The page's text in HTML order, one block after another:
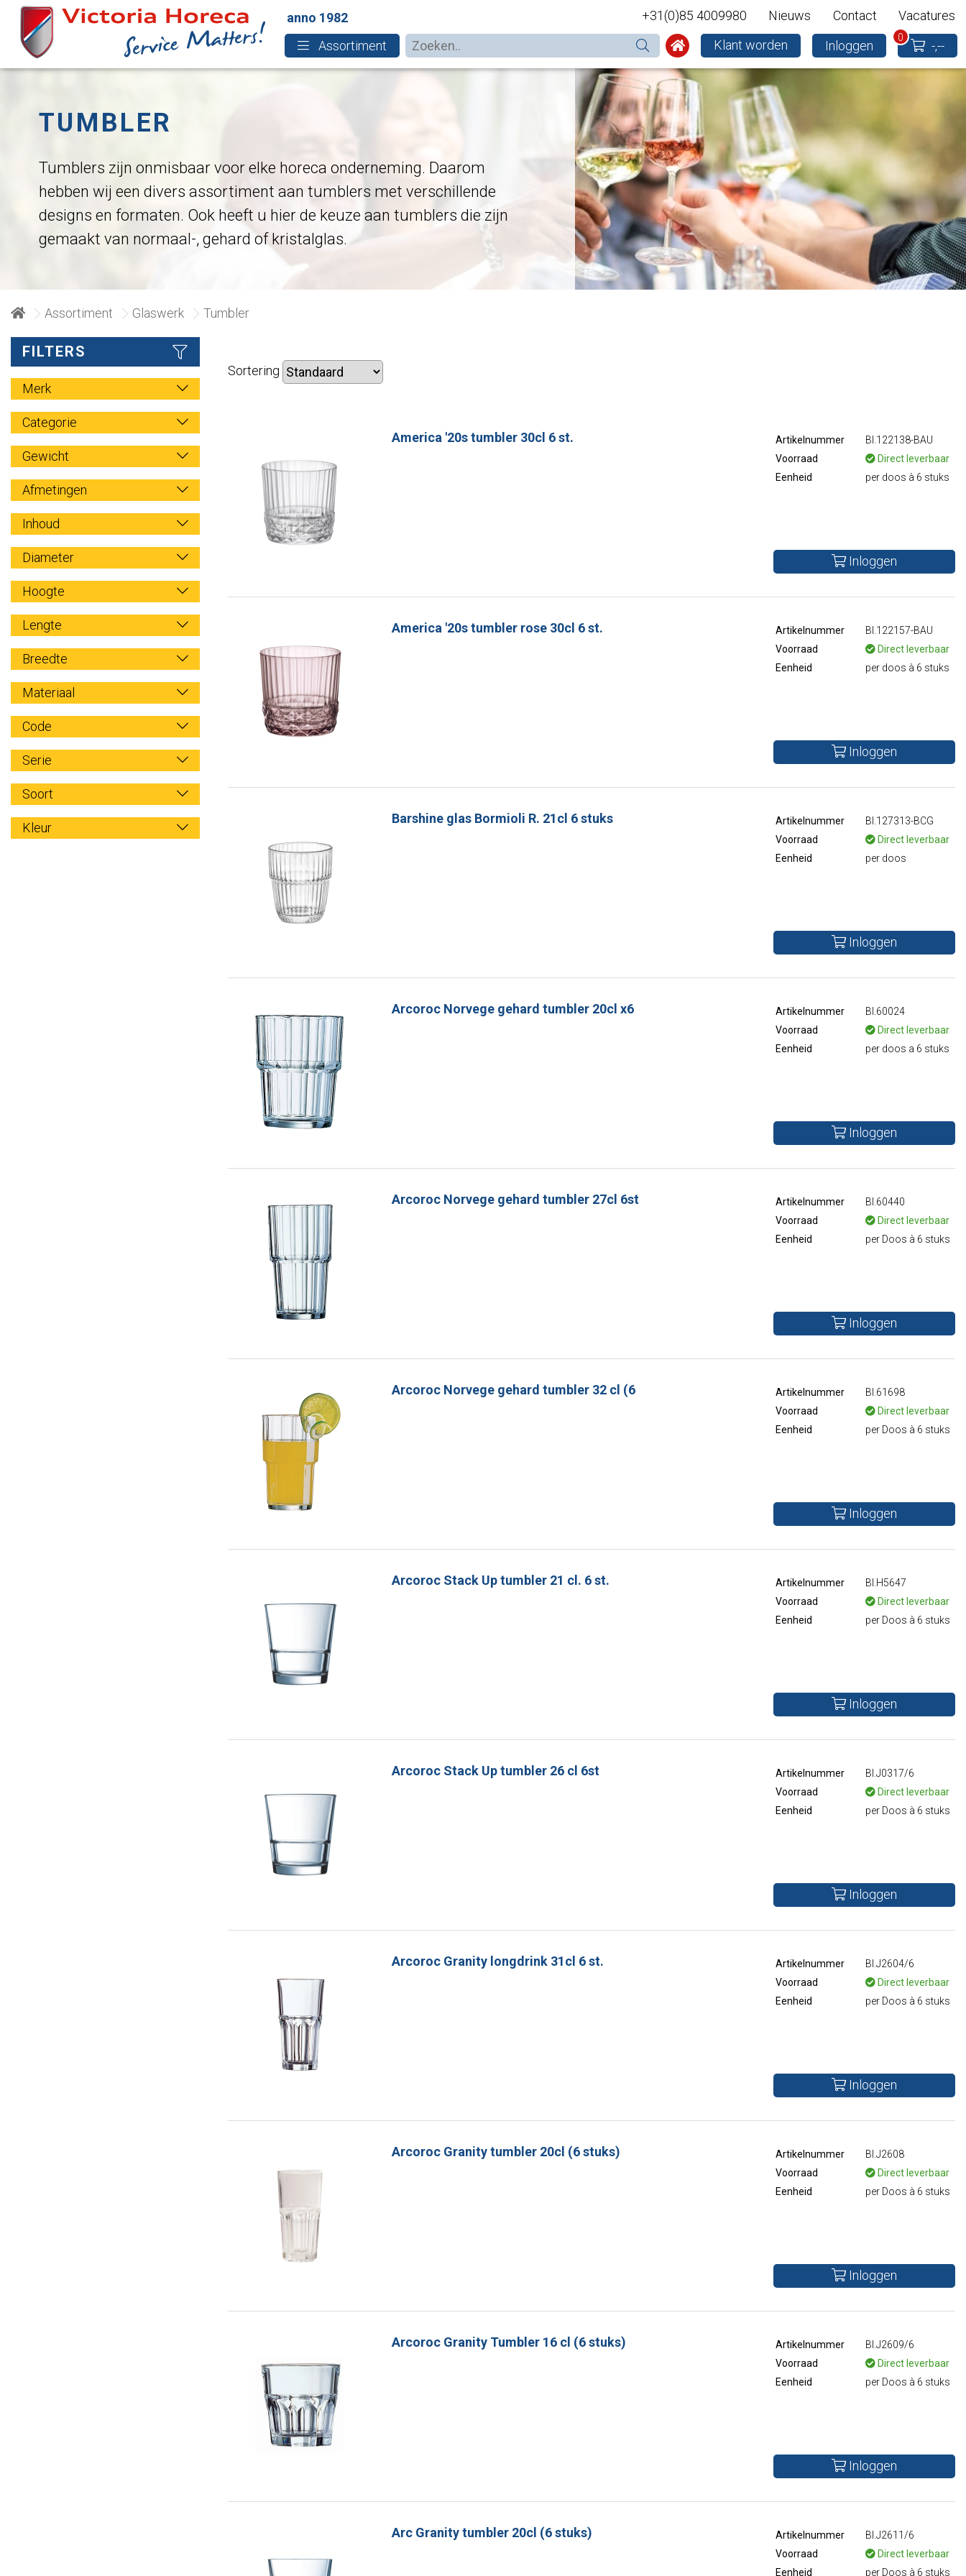
+31(0)85 4009980 Nieuws Contact
Vacatures
Assortiment
Klant worden Inloggen -,--
0
anno 1982
TUMBLER
Tumblers zijn onmisbaar voor elke horeca onderneming. Daarom
hebben wij een divers assortiment aan tumblers met verschillende
designs en formaten. Ook heeft u hier de keuze aan tumblers die zijn
gemaakt van normaal-, gehard of kristalglas.
Assortiment Glaswerk Tumbler
FILTERS
Merk
Categorie
Gewicht
Afmetingen
Inhoud
Diameter
Hoogte
Lengte
Breedte
Materiaal
Code
Serie
Soort
Kleur
Sortering
America '20s tumbler 30cl 6 st. Artikelnummer
BI.122138-BAU
Voorraad
Direct leverbaar
Eenheid
per doos à 6 stuks
Inloggen
America '20s tumbler rose 30cl 6 st. Artikelnummer
BI.122157-BAU
Voorraad
Direct leverbaar
Eenheid
per doos à 6 stuks
Inloggen
Barshine glas Bormioli R. 21cl 6 stuks Artikelnummer
BI.127313-BCG
Voorraad
Direct leverbaar
Eenheid
per doos
Inloggen
Arcoroc Norvege gehard tumbler 20cl x6 Artikelnummer
BI.60024
Voorraad
Direct leverbaar
Eenheid
per doos a 6 stuks
Inloggen
Arcoroc Norvege gehard tumbler 27cl 6st Artikelnummer
BI.60440
Voorraad
Direct leverbaar
Eenheid
per Doos à 6 stuks
Inloggen
Arcoroc Norvege gehard tumbler 32 cl (6 Artikelnummer
BI.61698
Voorraad
Direct leverbaar
Eenheid
per Doos à 6 stuks
Inloggen
Arcoroc Stack Up tumbler 21 cl. 6 st. Artikelnummer
BI.H5647
Voorraad
Direct leverbaar
Eenheid
per Doos à 6 stuks
Inloggen
Arcoroc Stack Up tumbler 26 cl 6st Artikelnummer
BI.J0317/6
Voorraad
Direct leverbaar
Eenheid
per Doos à 6 stuks
Inloggen
Arcoroc Granity longdrink 31cl 6 st. Artikelnummer
BI.J2604/6
Voorraad
Direct leverbaar
Eenheid
per Doos à 6 stuks
Inloggen
Arcoroc Granity tumbler 20cl (6 stuks) Artikelnummer
BI.J2608
Voorraad
Direct leverbaar
Eenheid
per Doos à 6 stuks
Inloggen
Arcoroc Granity Tumbler 16 cl (6 stuks) Artikelnummer
BI.J2609/6
Voorraad
Direct leverbaar
Eenheid
per Doos à 6 stuks
Inloggen
Arc Granity tumbler 20cl (6 stuks) Artikelnummer
BI.J2611/6
Voorraad
Direct leverbaar
Eenheid
per Doos à 6 stuks